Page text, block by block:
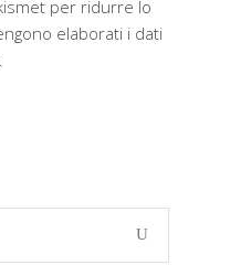
per ridurre lo
elaborati i dati
.